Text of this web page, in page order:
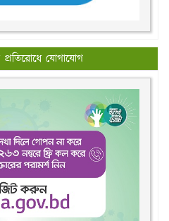
যোগাযোগ